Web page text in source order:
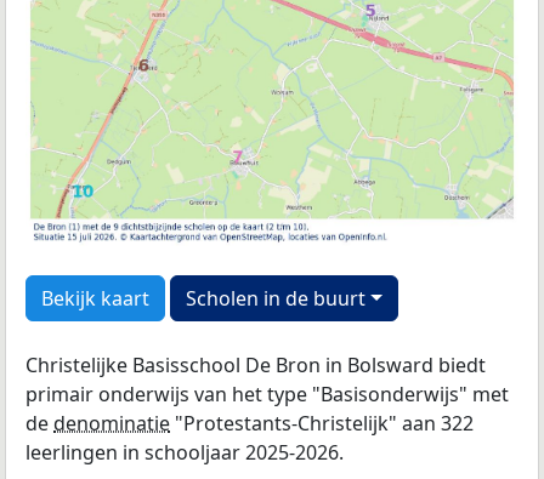
Bekijk kaart Scholen in de buurt
Christelijke Basisschool De Bron in Bolsward biedt
primair onderwijs van het type "Basisonderwijs" met
dedenominatie "Protestants-Christelijk" aan 322
leerlingen in schooljaar 2025-2026.